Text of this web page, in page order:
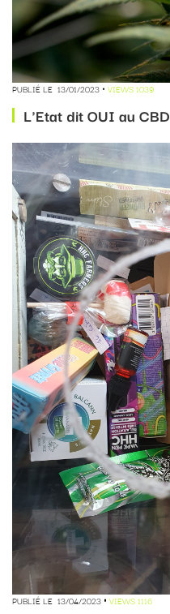
PUBLIÉ LE 13/01/2023 VIEWS 1039
L'Etat dit OUI au CBD
PUBLIÉ LE 13/04/2023 VIEWS 1116